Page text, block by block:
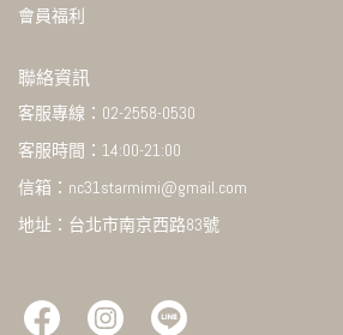
會員福利
聯絡資訊
客服專線：02-2558-0530
客服時間：14:00-21:00
信箱：nc31starmimi@gmail.com
地址：台北市南京西路83號